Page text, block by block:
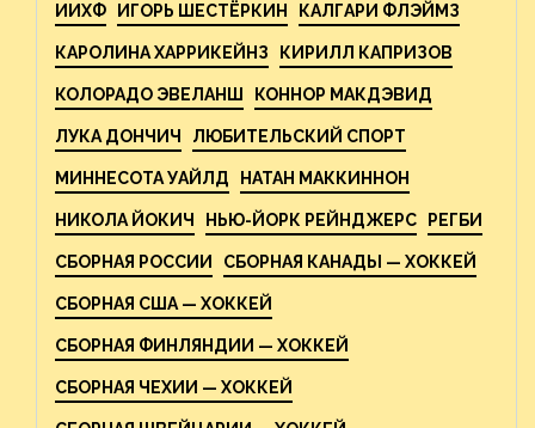
ИИХФ ИГОРЬ ШЕСТЁРКИН КАЛГАРИ ФЛЭЙМЗ
КАРОЛИНА ХАРРИКЕЙНЗ КИРИЛЛ КАПРИЗОВ
КОЛОРАДО ЭВЕЛАНШ КОННОР МАКДЭВИД
ЛУКА ДОНЧИЧ ЛЮБИТЕЛЬСКИЙ СПОРТ
МИННЕСОТА УАЙЛД НАТАН МАККИННОН
НИКОЛА ЙОКИЧ НЬЮ-ЙОРК РЕЙНДЖЕРС РЕГБИ
СБОРНАЯ РОССИИ СБОРНАЯ КАНАДЫ — ХОККЕЙ
СБОРНАЯ США — ХОККЕЙ
СБОРНАЯ ФИНЛЯНДИИ — ХОККЕЙ
СБОРНАЯ ЧЕХИИ — ХОККЕЙ